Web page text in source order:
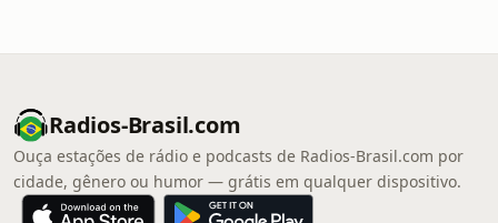
Radios-Brasil.com
Ouça estações de rádio e podcasts de Radios-Brasil.com por
cidade, gênero ou humor — grátis em qualquer dispositivo.